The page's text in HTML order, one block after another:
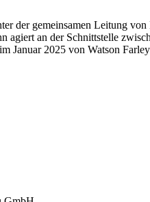
der gemeinsamen Leitung
an der Schnittstelle
Januar 2025 von Watson